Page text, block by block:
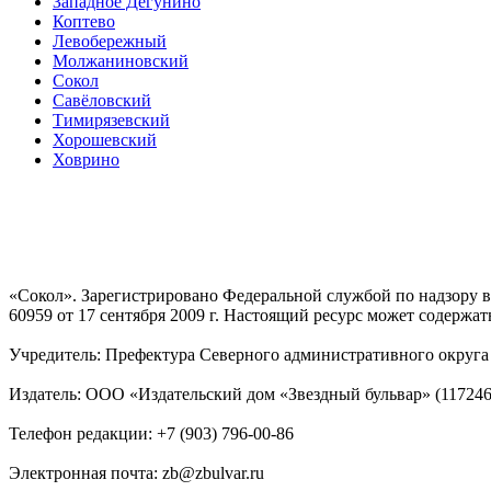
Коптево
Левобережный
Молжаниновский
Сокол
Савёловский
Тимирязевский
Хорошевский
Ховрино
«Сокол». Зарегистрировано Федеральной службой по
60959 от 17 сентября 2009 г. Настоящий ресурс может
Учредитель: Префектура Северного административного
Издатель: ООО «Издательский дом «Звездный бульвар»
Телефон редакции: +7 (903) 796-00-86
Электронная почта: zb@zbulvar.ru